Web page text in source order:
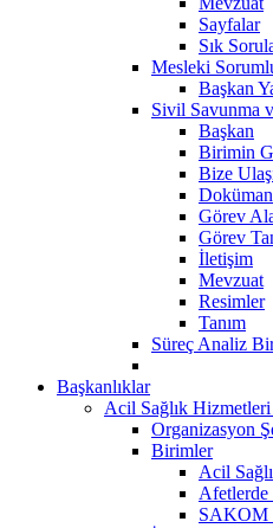
Sayfalar
Sık
Mesleki
Başkan
Sivil Savunma
Başkan
Birimin
Bize
Görev
Görev
İletişim
Mevzuat
Resimler
Tanım
Süreç Analiz
Başkanlıklar
Acil Sağlık Hizmetleri
Organizasyon
Birimler
Acil
Afetlerde
SAKOM